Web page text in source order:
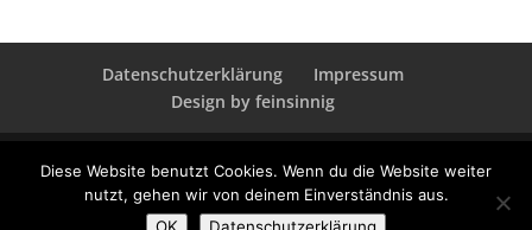
Datenschutzerklärung
Impressum
Design by feinsinnig
Designed byElegant Themes| Powered by
Diese Website benutzt Cookies. Wenn du die Website weiter
nutzt, gehen wir von deinem Einverständnis aus.